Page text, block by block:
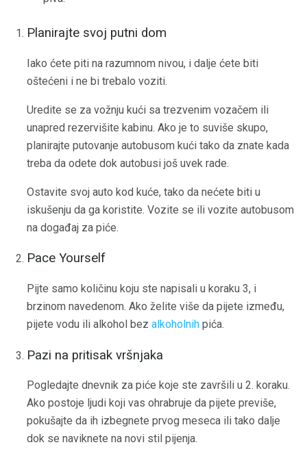
Planirajte svoj putni dom
Iako ćete piti na razumnom nivou, i dalje ćete biti
oštećeni i ne bi trebalo voziti.
Uredite se za vožnju kući sa trezvenim vozačem ili
unapred rezervišite kabinu. Ako je to suviše skupo,
planirajte putovanje autobusom kući tako da znate kada
treba da odete dok autobusi još uvek rade.
Ostavite svoj auto kod kuće, tako da nećete biti u
iskušenju da ga koristite. Vozite se ili vozite autobusom
na događaj za piće.
Pace Yourself
Pijte samo količinu koju ste napisali u koraku 3, i
brzinom navedenom. Ako želite više da pijete između,
pijete vodu ili alkohol bez alkoholnih pića.
Pazi na pritisak vršnjaka
Pogledajte dnevnik za piće koje ste završili u 2. koraku.
Ako postoje ljudi koji vas ohrabruje da pijete previše,
pokušajte da ih izbegnete prvog meseca ili tako dalje
dok se naviknete na novi stil pijenja.